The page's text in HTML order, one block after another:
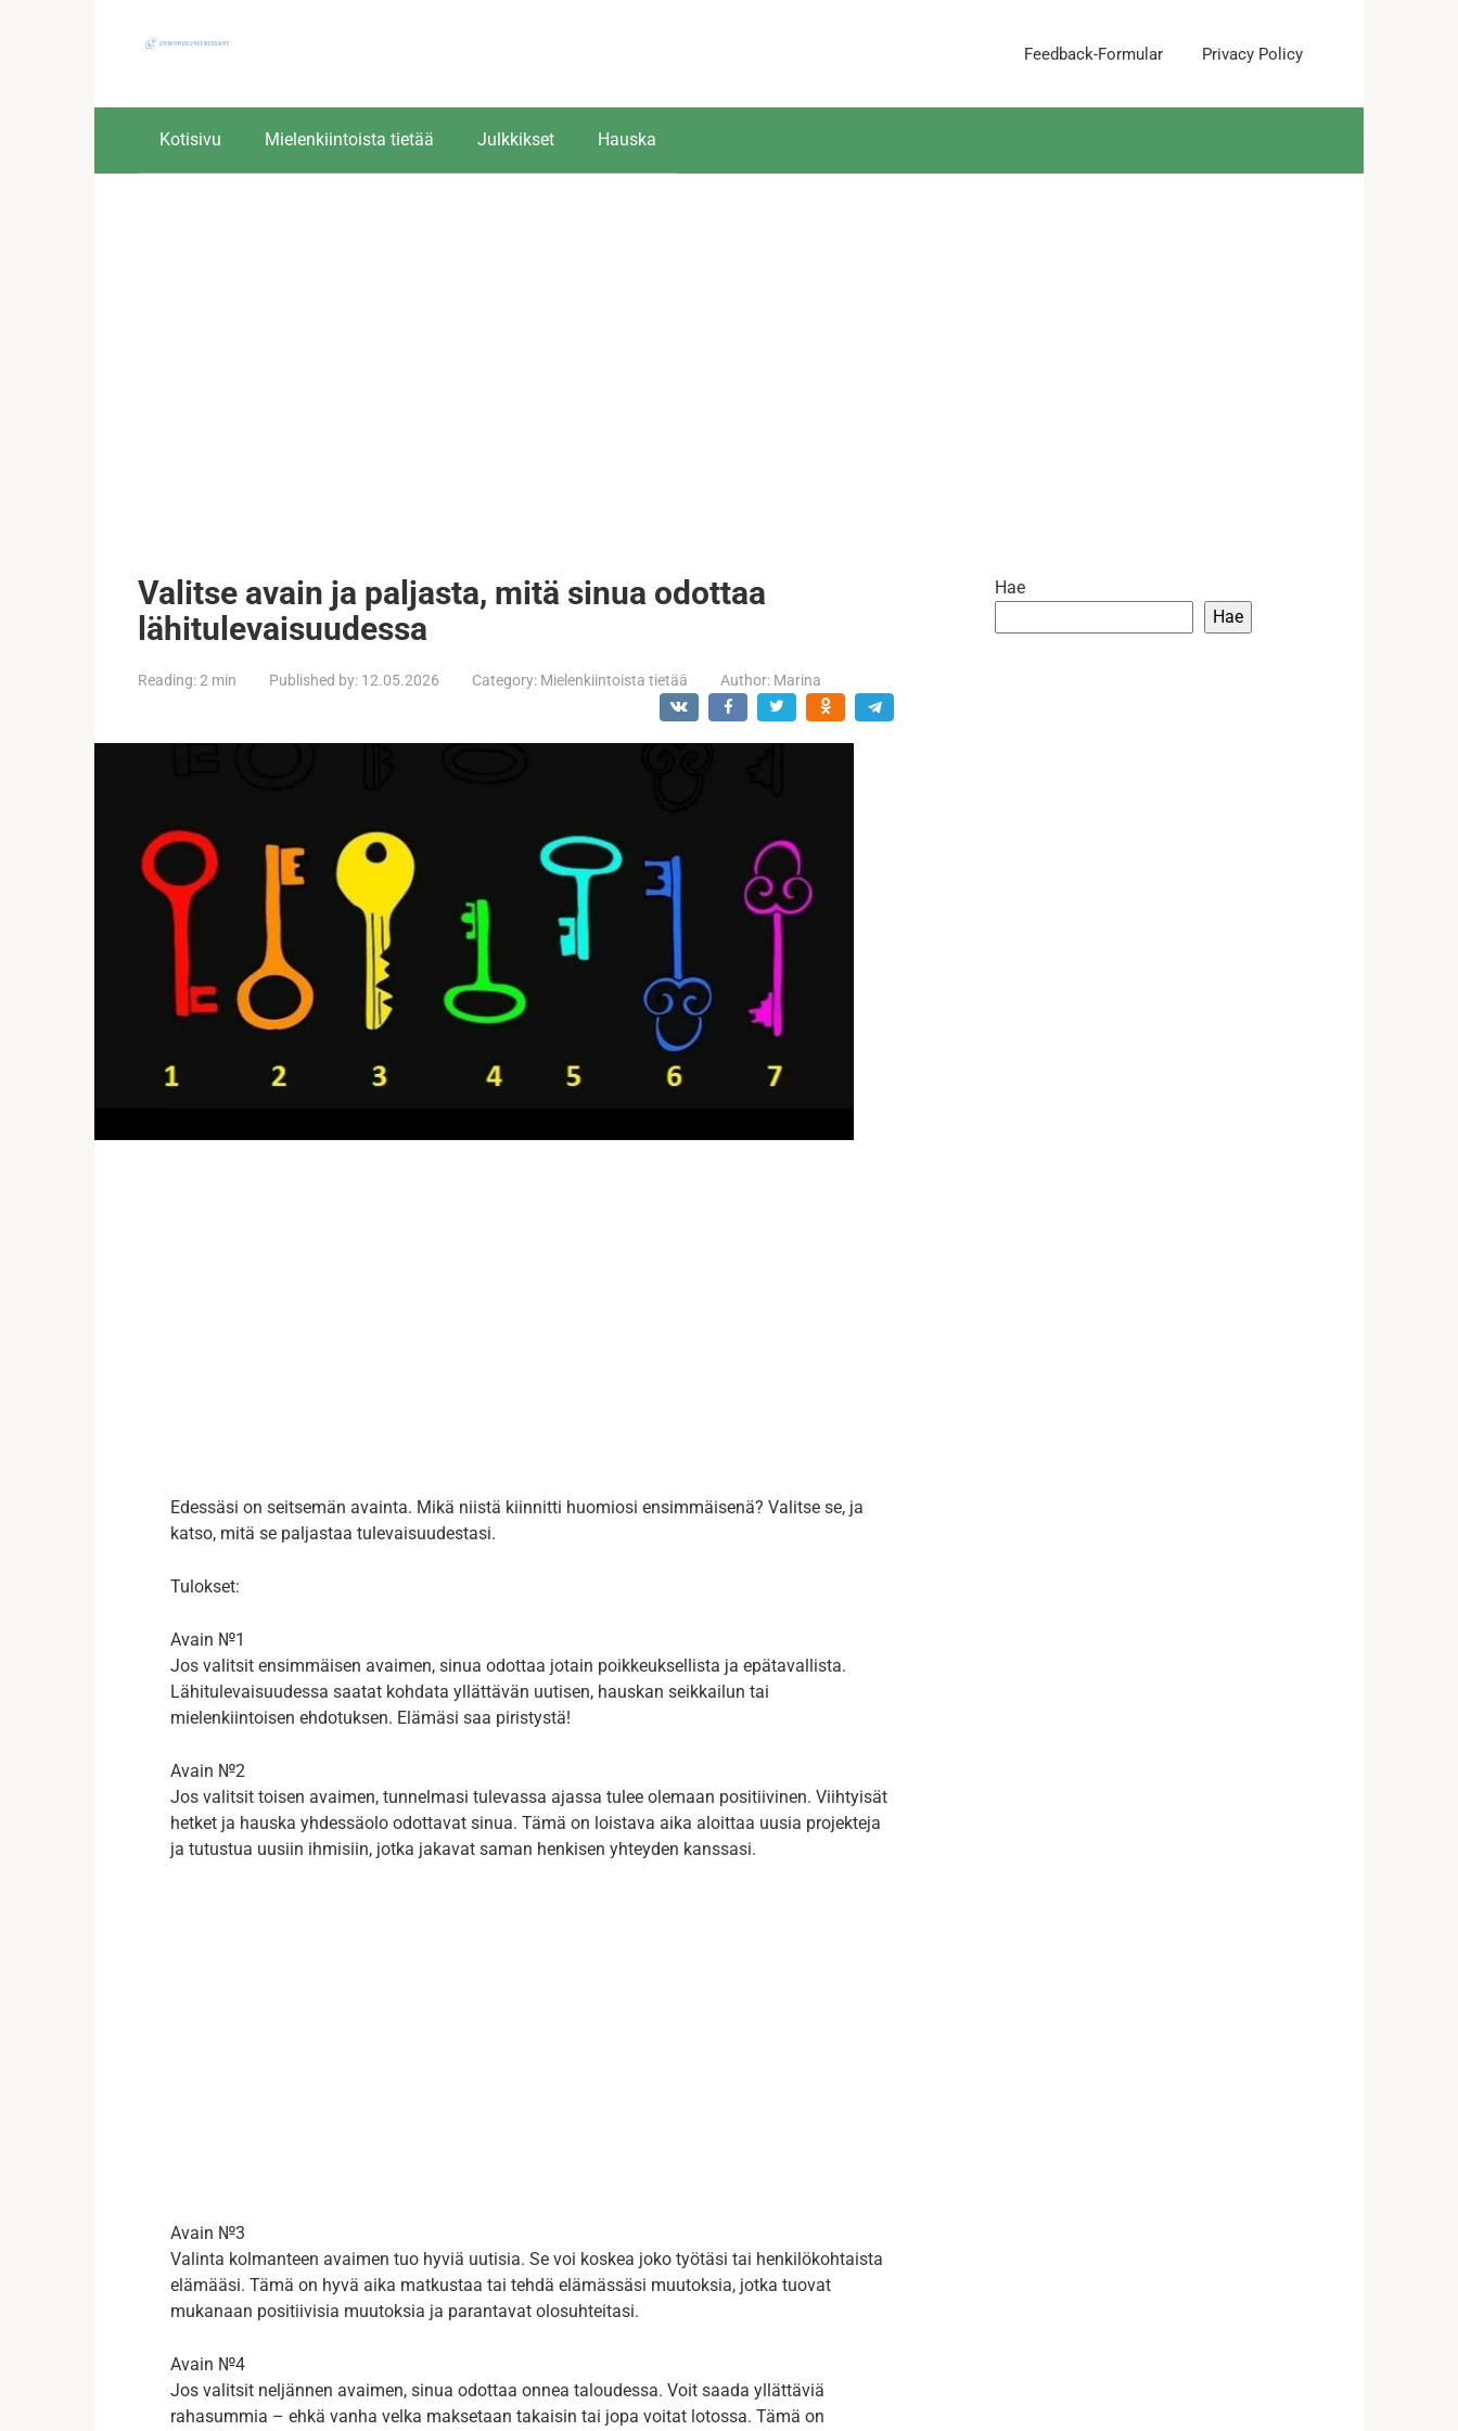
Feedback-Formular Privacy Policy
Kotisivu Mielenkiintoista tietää Julkkikset Hauska
Valitse avain ja paljasta, mitä sinua odottaa
lähitulevaisuudessa
Reading:2 min Published by: 12.05.2026 Category: Mielenkiintoista tietää Author: Marina
Edessäsi on seitsemän avainta. Mikä niistä kiinnitti huomiosi ensimmäisenä? Valitse se, ja
katso, mitä se paljastaa tulevaisuudestasi.
Tulokset:
Avain №1
Jos valitsit ensimmäisen avaimen, sinua odottaa jotain poikkeuksellista ja epätavallista.
Lähitulevaisuudessa saatat kohdata yllättävän uutisen, hauskan seikkailun tai
mielenkiintoisen ehdotuksen. Elämäsi saa piristystä!
Avain №2
Jos valitsit toisen avaimen, tunnelmasi tulevassa ajassa tulee olemaan positiivinen. Viihtyisät
hetket ja hauska yhdessäolo odottavat sinua. Tämä on loistava aika aloittaa uusia projekteja
ja tutustua uusiin ihmisiin, jotka jakavat saman henkisen yhteyden kanssasi.
Avain №3
Valinta kolmanteen avaimen tuo hyviä uutisia. Se voi koskea joko työtäsi tai henkilökohtaista
elämääsi. Tämä on hyvä aika matkustaa tai tehdä elämässäsi muutoksia, jotka tuovat
mukanaan positiivisia muutoksia ja parantavat olosuhteitasi.
Avain №4
Jos valitsit neljännen avaimen, sinua odottaa onnea taloudessa. Voit saada yllättäviä
rahasummia – ehkä vanha velka maksetaan takaisin tai jopa voitat lotossa. Tämä on
Hae
Hae